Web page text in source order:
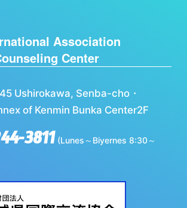
Association
Center
Ushirokawa, Senba-cho・
of Kenmin Bunka Center2F
3811 (Lunes～Biyernes 8:30～